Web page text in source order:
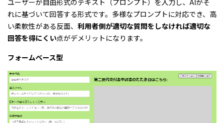
ユーザーが自由形式のテキスト（プロンプト）を入力し、AIがそ
れに基づいて回答する形式です。多様なプロンプトに対応でき、高
い柔軟性がある反面、 利用者側が適切な質問をしなければ適切な
回答を得にくい点がデメリットになります。
フォームベース型